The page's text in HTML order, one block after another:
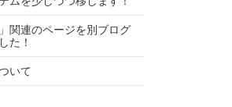
関連のページを別ブログ
た！
いて